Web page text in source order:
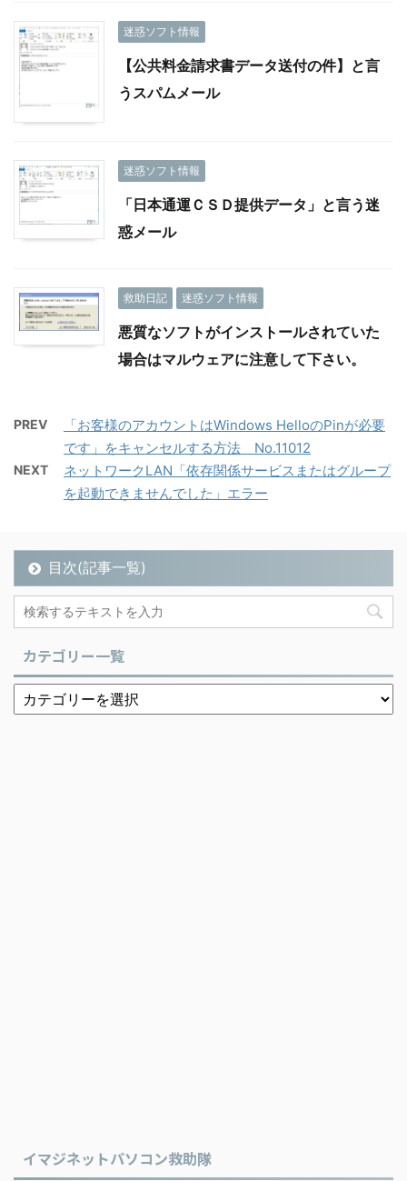
迷惑ソフト情報
【公共料金請求書データ送付の件】と言
うスパムメール
迷惑ソフト情報
「日本通運ＣＳＤ提供データ」と言う迷
惑メール
救助日記 迷惑ソフト情報
悪質なソフトがインストールされていた
場合はマルウェアに注意して下さい。
PREV
「お客様のアカウントはWindows HelloのPinが必要
です」をキャンセルする方法 No.11012
NEXT
ネットワークLAN「依存関係サービスまたはグループ
を起動できませんでした」エラー
目次(記事一覧)
カテゴリー一覧
イマジネットパソコン救助隊